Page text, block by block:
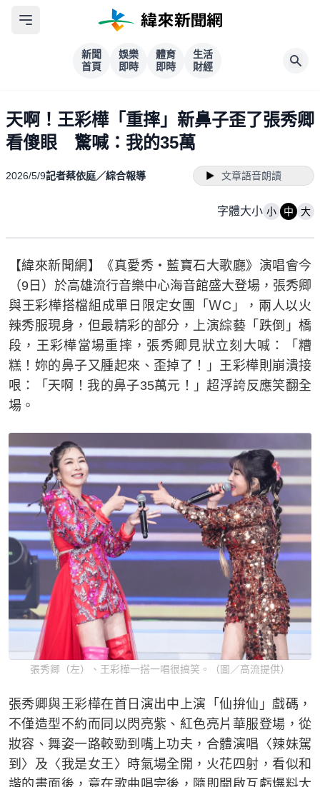
新聞
首頁
娛樂
即時
體育
即時
生活
財經
天啊！王彩樺「重摔」新鼻子歪了張秀卿
看傻眼 驚喊：我的35萬
2026/5/9記者蔡依庭／綜合報導 文章語音朗讀
字體大小 小 中 大
【緯來新聞網】《真愛秀・藍寶石大歌廳》演唱會今
（9日）於高雄流行音樂中心海音館盛大登場，張秀卿
與王彩樺搭檔組成單日限定女團「ＷC」，兩人以火
辣秀服現身，但最精彩的部分，上演綜藝「跌倒」橋
段，王彩樺當場重摔，張秀卿見狀立刻大喊：「糟
糕！妳的鼻子又腫起來、歪掉了！」王彩樺則崩潰接
哏：「天啊！我的鼻子35萬元！」超浮誇反應笑翻全
場。
張秀卿（左）、王彩樺一搭一唱很搞笑。（圖／高流提供）
張秀卿與王彩樺在首日演出中上演「仙拚仙」戲碼，
不僅造型不約而同以閃亮紫、紅色亮片華服登場，從
妝容、舞姿一路較勁到嘴上功夫，合體演唱〈辣妹駕
到〉及〈我是女王〉時氣場全開，火花四射，看似和
諧的畫面後，竟在歌曲唱完後，隨即開啟互虧爆料大